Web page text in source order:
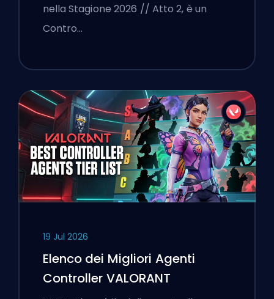
nella Stagione 2026 // Atto 2, è un
Contro…
19 Jul 2026
Elenco dei Migliori Agenti
Controller VALORANT